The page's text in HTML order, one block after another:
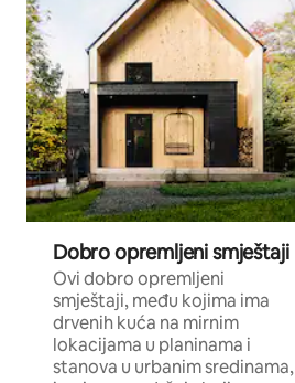
Dobro opremljeni smještaji
Ovi dobro opremljeni
smještaji, među kojima ima
drvenih kuća na mirnim
lokacijama u planinama i
stanova u urbanim sredinama,